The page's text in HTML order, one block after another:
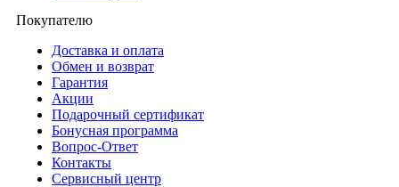
Покупателю
Доставка и оплата
Обмен и возврат
Гарантия
Акции
Подарочный сертификат
Бонусная программа
Вопрос-Ответ
Контакты
Сервисный центр